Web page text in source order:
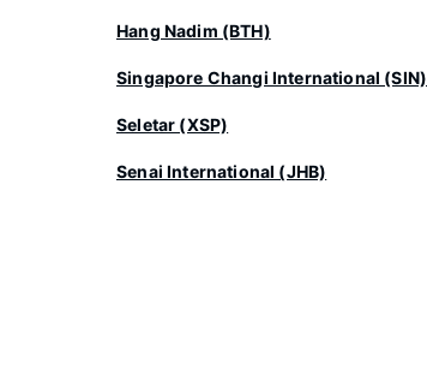
Hang Nadim (BTH)
Singapore Changi International (SIN)
Seletar (XSP)
Senai International (JHB)